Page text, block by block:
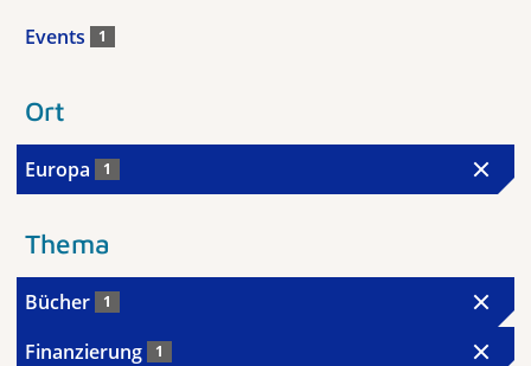
Events 1
Ort
Europa 1
Thema
Bücher 1
Finanzierung 1